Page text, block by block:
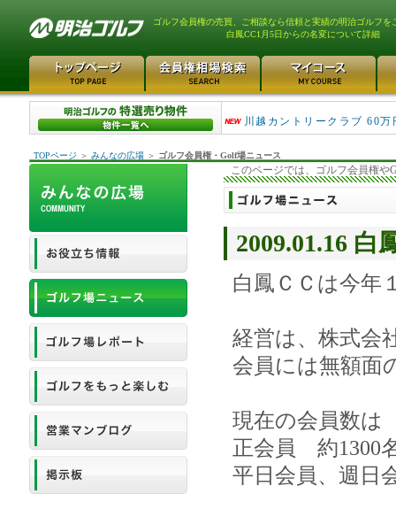
ゴルフ会員権の売買、ご相談なら信頼と実績の明治ゴルフを
白鳳CC1月5日からの名変について詳細
津久井湖ゴルフ倶楽部 80万
川越カントリークラブ 60万
TOPページ ＞ みんなの広場 ＞ ゴルフ会員権・Golf場ニュース
このページでは、ゴルフ会員権や
2009.01.16
白鳳ＣＣは今年
経営は、株式会
会員には無額面
現在の会員数は
正会員 約1300
平日会員、週日